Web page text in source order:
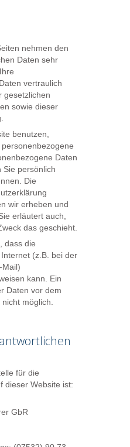
nehmen den
Daten sehr
vertraulich
gesetzlichen
sowie dieser
benutzen,
Daten
Sie persönlich
Die
wir erheben und
erläutert auch,
das geschieht.
dass die
(z.B. bei der
Mail)
kann. Ein
Daten vor dem
möglich.
für die
dieser Website ist:
GbR